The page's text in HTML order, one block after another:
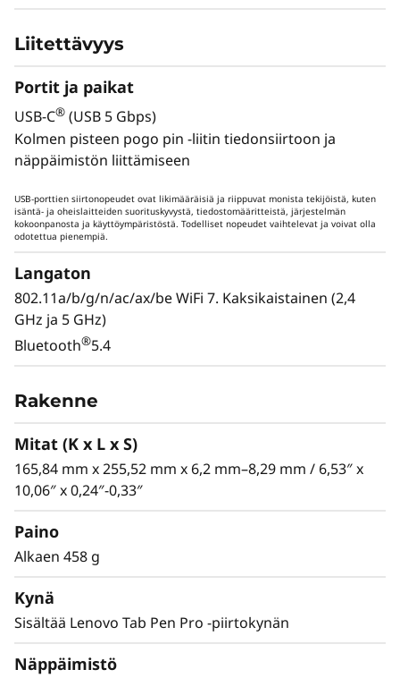
Lenovo Yoga Tab
Lenovo Yoga Tab -tabletin tekoäly terävöittää
ideasi ja herättää jokaisen yksityiskohdan
Liitettävyys
Portit ja paikat
USB-C® (USB 5 Gbps)
Kolmen pisteen pogo pin -liitin tiedonsiirtoon ja
näppäimistön liittämiseen
USB-porttien siirtonopeudet ovat likimääräisiä ja riippuvat monista tekijöistä, kuten
isäntä- ja oheislaitteiden suorituskyvystä, tiedostomääritteistä, järjestelmän
kokoonpanosta ja käyttöympäristöstä. Todelliset nopeudet vaihtelevat ja voivat olla
odotettua pienempiä.
Langaton
802.11a/b/g/n/ac/ax/be WiFi 7. Kaksikaistainen (2,4
GHz ja 5 GHz)
Bluetooth®5.4
Rakenne
Mitat (K x L x S)
165,84 mm x 255,52 mm x 6,2 mm–8,29 mm / 6,53″ x
10,06″ x 0,24″-0,33″
Paino
Alkaen 458 g
Kynä
Sisältää Lenovo Tab Pen Pro -piirtokynän
Näppäimistö